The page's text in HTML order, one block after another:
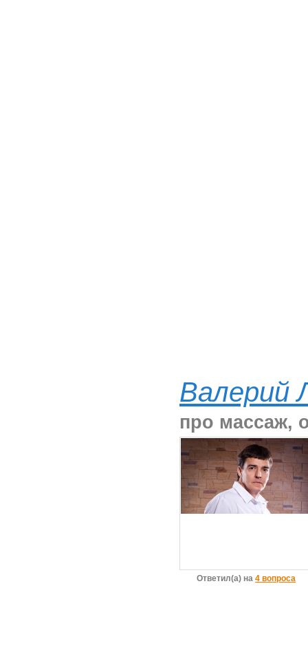
Валерий
про массаж,
Ответил(а) на 4 вопроса